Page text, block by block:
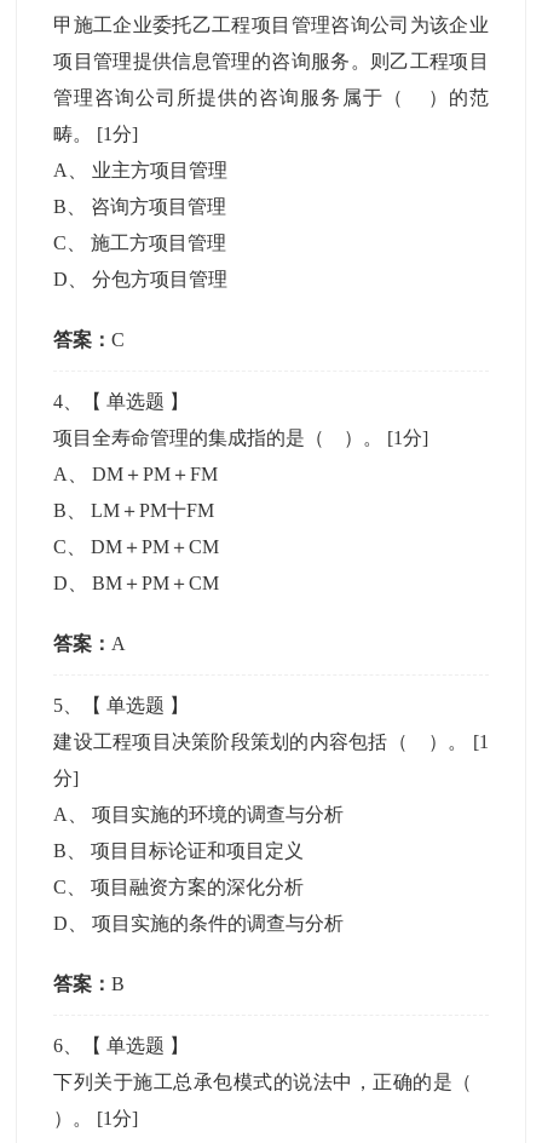
甲施工企业委托乙工程项目管理咨询公司为该企业
项目管理提供信息管理的咨询服务。则乙工程项目
管理咨询公司所提供的咨询服务属于（ ）的范
畴。 [1分]
A
业主方项目管理
B
咨询方项目管理
C 、施工方项目管理
D 、分包方项目管理
答案：C
4 、【单选题 】
项目全寿命管理的集成指的是（ ）。 [1分]
A
、DM＋PM＋FM
B 、LM＋PM十FM
C 、DM＋PM＋CM
D 、BM＋PM＋CM
答案： A
5 、【单选题 】
建设工程项目决策阶段策划的内容包括（ ）。 [1
分]
A
、项目实施的环境的调查与分析
B 、项目目标论证和项目定义
C 、项目融资方案的深化分析
D 、项目实施的条件的调查与分析
答案：B
6 、【单选题 】
下列关于施工总承包模式的说法中，正确的是（
）。 [1分]